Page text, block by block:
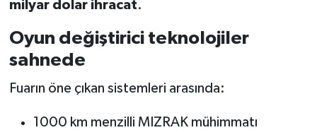
milyar dolar ihracat.
Oyun değiştirici teknolojiler
sahnede
Fuarın öne çıkan sistemleri arasında:
1000 km menzilli MIZRAK mühimmatı